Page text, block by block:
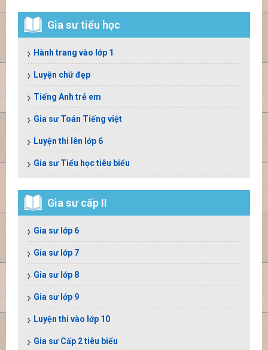
Gia sư tiểu học
Hành trang vào lớp 1
Luyện chữ đẹp
Tiếng Anh trẻ em
Gia sư Toán Tiếng việt
Luyện thi lên lớp 6
Gia sư Tiểu học tiêu biểu
Gia sư cấp II
Gia sư lớp 6
Gia sư lớp 7
Gia sư lớp 8
Gia sư lớp 9
Luyện thi vào lớp 10
Gia sư Cấp 2 tiêu biểu